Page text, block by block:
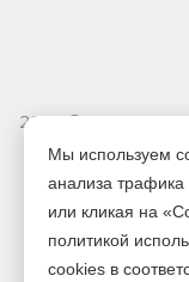
2026 © Электрика
Королёв.
Мы используем
анализа трафика
или кликая на
политикой
cookies в